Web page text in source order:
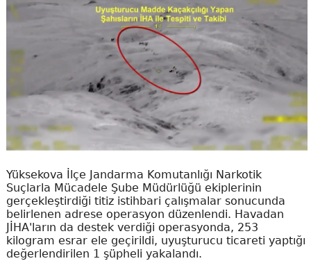
Yüksekova İlçe Jandarma Komutanlığı Narkotik
Suçlarla Mücadele Şube Müdürlüğü ekiplerinin
gerçekleştirdiği titiz istihbari çalışmalar sonucunda
belirlenen adrese operasyon düzenlendi. Havadan
JİHA'ların da destek verdiği operasyonda, 253
kilogram esrar ele geçirildi, uyuşturucu ticareti yaptığı
değerlendirilen 1 şüpheli yakalandı.